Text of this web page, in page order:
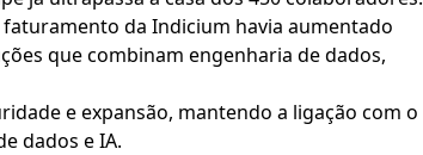
da Indicium havia aumentado
que combinam engenharia de dados,
e expansão, mantendo a ligação com o
dados e IA.